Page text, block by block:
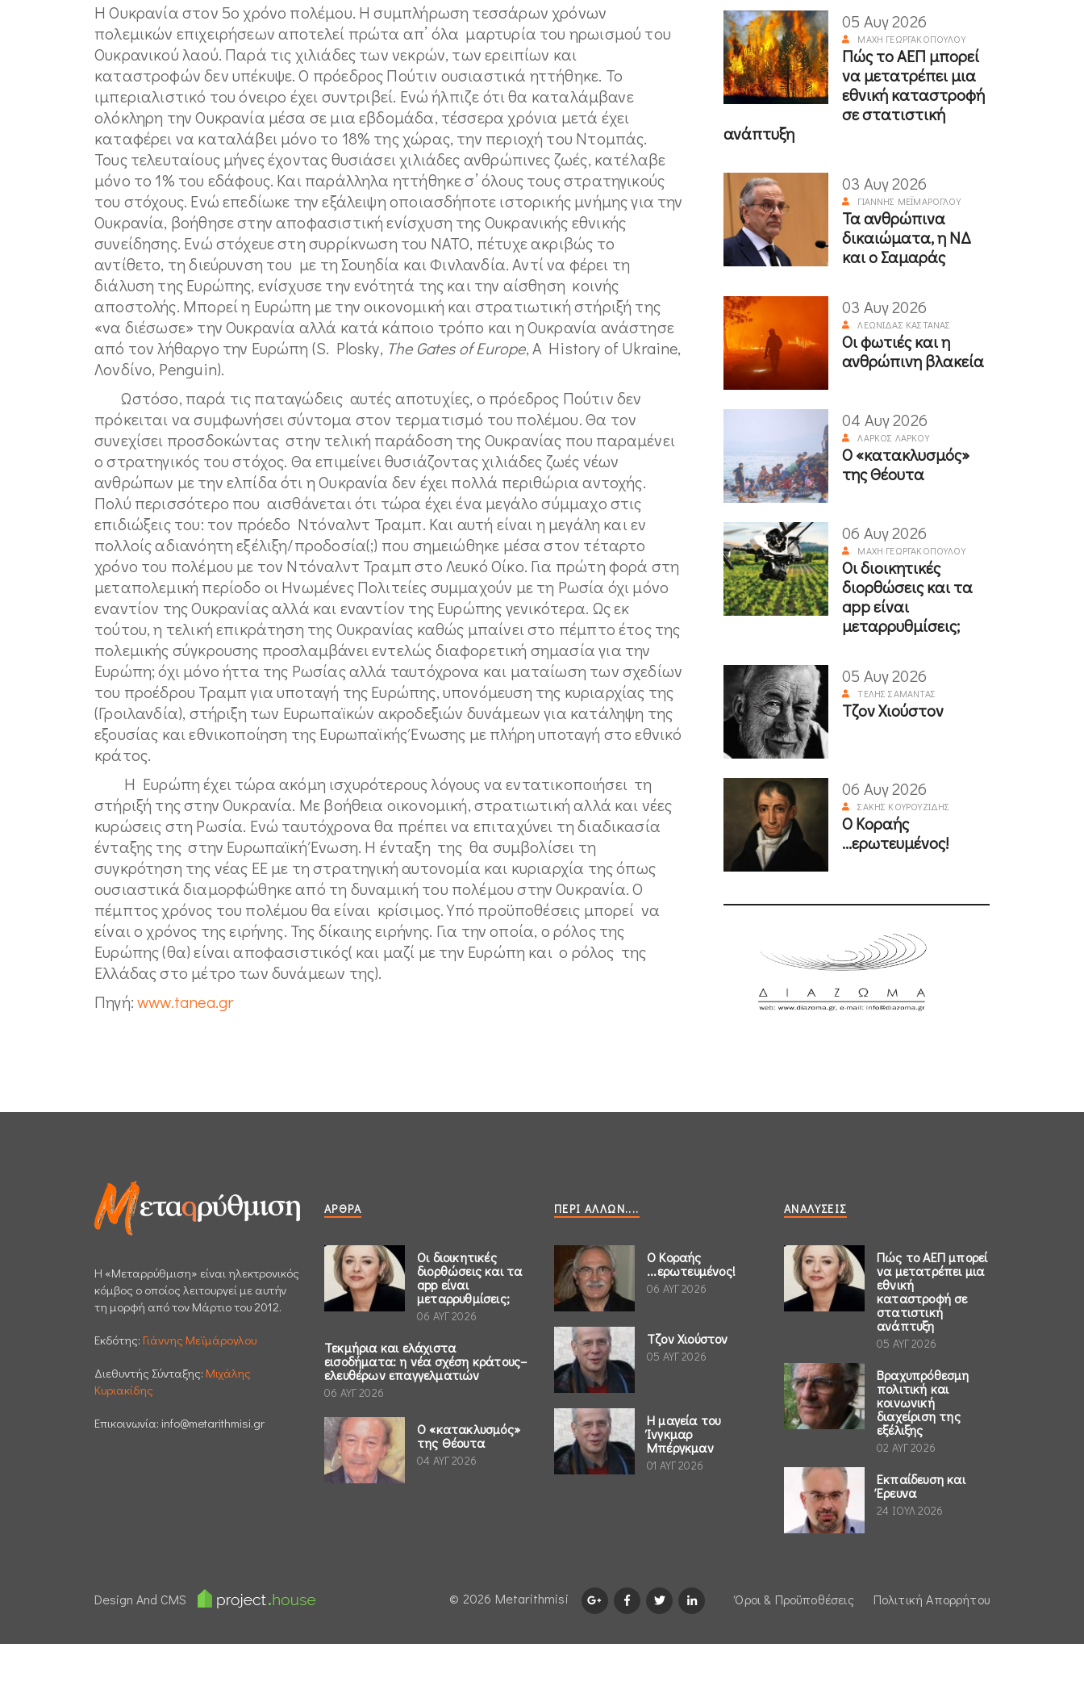
Η Ουκρανία στον 5ο χρόνο πολέμου. Η συμπλήρωση τεσσάρων χρόνων
πολεμικών επιχειρήσεων αποτελεί πρώτα απ’ όλα μαρτυρία του ηρωισμού του
Ουκρανικού λαού. Παρά τις χιλιάδες των νεκρών, των ερειπίων και
καταστροφών δεν υπέκυψε. Ο πρόεδρος Πούτιν ουσιαστικά ηττήθηκε. Το
ιμπεριαλιστικό του όνειρο έχει συντριβεί. Ενώ ήλπιζε ότι θα καταλάμβανε
ολόκληρη την Ουκρανία μέσα σε μια εβδομάδα, τέσσερα χρόνια μετά έχει
καταφέρει να καταλάβει μόνο το 18% της χώρας, την περιοχή του Ντομπάς.
Τους τελευταίους μήνες έχοντας θυσιάσει χιλιάδες ανθρώπινες ζωές, κατέλαβε
μόνο το 1% του εδάφους. Και παράλληλα ηττήθηκε σ’ όλους τους στρατηγικούς
του στόχους. Ενώ επεδίωκε την εξάλειψη οποιασδήποτε ιστορικής μνήμης για την
Ουκρανία, βοήθησε στην αποφασιστική ενίσχυση της Ουκρανικής εθνικής
συνείδησης. Ενώ στόχευε στη συρρίκνωση του ΝΑΤΟ, πέτυχε ακριβώς το
αντίθετο, τη διεύρυνση του με τη Σουηδία και Φινλανδία. Αντί να φέρει τη
διάλυση της Ευρώπης, ενίσχυσε την ενότητά της και την αίσθηση κοινής
αποστολής. Μπορεί η Ευρώπη με την οικονομική και στρατιωτική στήριξή της
«να διέσωσε» την Ουκρανία αλλά κατά κάποιο τρόπο και η Ουκρανία ανάστησε
από τον λήθαργο την Ευρώπη (S. Plosky, The Gates of Europe, A History of Ukraine,
Λονδίνο, Penguin).
Ωστόσο, παρά τις παταγώδεις αυτές αποτυχίες, ο πρόεδρος Πούτιν δεν
πρόκειται να συμφωνήσει σύντομα στον τερματισμό του πολέμου. Θα τον
συνεχίσει προσδοκώντας στην τελική παράδοση της Ουκρανίας που παραμένει
ο στρατηγικός του στόχος. Θα επιμείνει θυσιάζοντας χιλιάδες ζωές νέων
ανθρώπων με την ελπίδα ότι η Ουκρανία δεν έχει πολλά περιθώρια αντοχής.
Πολύ περισσότερο που αισθάνεται ότι τώρα έχει ένα μεγάλο σύμμαχο στις
επιδιώξεις του: τον πρόεδο Ντόναλντ Τραμπ. Και αυτή είναι η μεγάλη και εν
πολλοίς αδιανόητη εξέλιξη/προδοσία(;) που σημειώθηκε μέσα στον τέταρτο
χρόνο του πολέμου με τον Ντόναλντ Τραμπ στο Λευκό Οίκο. Για πρώτη φορά στη
μεταπολεμική περίοδο οι Ηνωμένες Πολιτείες συμμαχούν με τη Ρωσία όχι μόνο
εναντίον της Ουκρανίας αλλά και εναντίον της Ευρώπης γενικότερα. Ως εκ
τούτου, η τελική επικράτηση της Ουκρανίας καθώς μπαίνει στο πέμπτο έτος της
πολεμικής σύγκρουσης προσλαμβάνει εντελώς διαφορετική σημασία για την
Ευρώπη; όχι μόνο ήττα της Ρωσίας αλλά ταυτόχρονα και ματαίωση των σχεδίων
του προέδρου Τραμπ για υποταγή της Ευρώπης, υπονόμευση της κυριαρχίας της
(Γροιλανδία), στήριξη των Ευρωπαϊκών ακροδεξιών δυνάμεων για κατάληψη της
εξουσίας και εθνικοποίηση της Ευρωπαϊκής Ένωσης με πλήρη υποταγή στο εθνικό
κράτος.
H Ευρώπη έχει τώρα ακόμη ισχυρότερους λόγους να εντατικοποιήσει τη
στήριξή της στην Ουκρανία. Με βοήθεια οικονομική, στρατιωτική αλλά και νέες
κυρώσεις στη Ρωσία. Ενώ ταυτόχρονα θα πρέπει να επιταχύνει τη διαδικασία
ένταξης της στην Ευρωπαϊκή Ένωση. Η ένταξη της θα συμβολίσει τη
συγκρότηση της νέας ΕΕ με τη στρατηγική αυτονομία και κυριαρχία της όπως
ουσιαστικά διαμορφώθηκε από τη δυναμική του πολέμου στην Ουκρανία. Ο
πέμπτος χρόνος του πολέμου θα είναι κρίσιμος. Yπό προϋποθέσεις μπορεί να
είναι ο χρόνος της ειρήνης. Της δίκαιης ειρήνης. Για την οποία, ο ρόλος της
Ευρώπης (θα) είναι αποφασιστικός( και μαζί με την Ευρώπη και ο ρόλος της
Ελλάδας στο μέτρο των δυνάμεων της).
Πηγή:www.tanea.gr
05 Αυγ 2026
ΜΆΧΗ ΓΕΩΡΓΑΚΟΠΟΎΛΟΥ
Πώς το ΑΕΠ μπορεί
να μετατρέπει μια
εθνική καταστροφή
σε στατιστική
ανάπτυξη
03 Αυγ 2026
ΓΙΆΝΝΗΣ ΜΕΪΜΆΡΟΓΛΟΥ
Τα ανθρώπινα
δικαιώματα, η ΝΔ
και ο Σαμαράς
03 Αυγ 2026
ΛΕΩΝΊΔΑΣ ΚΑΣΤΑΝΆΣ
Οι φωτιές και η
ανθρώπινη βλακεία
04 Αυγ 2026
ΛΆΡΚΟΣ ΛΆΡΚΟΥ
Ο «κατακλυσμός»
της Θέουτα
06 Αυγ 2026
ΜΆΧΗ ΓΕΩΡΓΑΚΟΠΟΎΛΟΥ
Οι διοικητικές
διορθώσεις και τα
app είναι
μεταρρυθμίσεις;
05 Αυγ 2026
ΤΈΛΗΣ ΣΑΜΑΝΤΆΣ
Τζον Χιούστον
06 Αυγ 2026
ΣΆΚΗΣ ΚΟΥΡΟΥΖΊΔΗΣ
Ο Κοραής
...ερωτευμένος!
H «Μεταρρύθμιση» είναι ηλεκτρονικός
κόμβος ο οποίος λειτουργεί με αυτήν
τη μορφή από τον Μάρτιο του 2012.
Εκδότης: Γιάννης Μεϊμάρογλου
Διεθυντής Σύνταξης: Μιχάλης
Κυριακίδης
Επικοινωνία: info@metarithmisi.gr
ΆΡΘΡΑ
Οι διοικητικές
διορθώσεις και τα
app είναι
μεταρρυθμίσεις;
06 ΑΥΓ 2026
Τεκμήρια και ελάχιστα
εισοδήματα: η νέα σχέση κράτους–
ελευθέρων επαγγελματιών
06 ΑΥΓ 2026
Ο «κατακλυσμός»
της Θέουτα
04 ΑΥΓ 2026
ΠΕΡΊ ΆΛΛΩΝ....
Ο Κοραής
...ερωτευμένος!
06 ΑΥΓ 2026
Τζον Χιούστον
05 ΑΥΓ 2026
Η μαγεία του
Ίνγκμαρ
Μπέργκμαν
01 ΑΥΓ 2026
ΑΝΑΛΎΣΕΙΣ
Πώς το ΑΕΠ μπορεί
να μετατρέπει μια
εθνική
καταστροφή σε
στατιστική
ανάπτυξη
05 ΑΥΓ 2026
Βραχυπρόθεσμη
πολιτική και
κοινωνική
διαχείριση της
εξέλιξης
02 ΑΥΓ 2026
Εκπαίδευση και
Έρευνα
24 ΙΟΥΛ 2026
Design And CMS Όροι & Προϋποθέσεις Πολιτική Απορρήτου
© 2026 Μetarithmisi